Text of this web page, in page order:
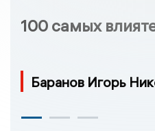
100 самых
Баранов Игорь